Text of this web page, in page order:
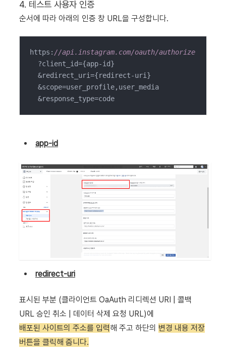
4. 테스트 사용자 인증
순서에 따라 아래의 인증 창 URL을 구성합니다.
https: //api.instagram.com/oauth/authorize
  &response_type=code
app-id
redirect-uri
표시된 부분 (클라이언트 OaAuth 리디렉션 URI | 콜백
URL 승인 취소 | 데이터 삭제 요청 URL)에
배포된 사이트의 주소를 입력해 주고 하단의 변경 내용 저장
버튼을 클릭해 줍니다.